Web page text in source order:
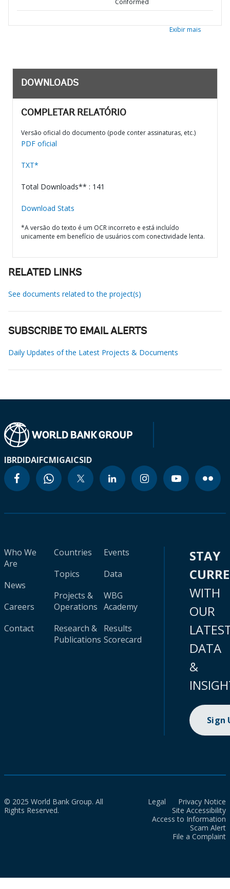
Conformed
Exibir mais
DOWNLOADS
COMPLETAR RELATÓRIO
Versão oficial do documento (pode conter assinaturas, etc.)
PDF oficial
TXT*
Total Downloads** : 141
Download Stats
*A versão do texto é um OCR incorreto e está incluído
unicamente em benefício de usuários com conectividade lenta.
RELATED LINKS
See documents related to the project(s)
SUBSCRIBE TO EMAIL ALERTS
Daily Updates of the Latest Projects & Documents
IBRDIDAIFCMIGAICSID
Who We
Are
News
Careers
Contact
Countries
Topics
Projects &
Operations
Research &
Publications
Events
Data
WBG
Academy
Results
Scorecard
STAY
WITH
OUR
DATA
&
Sign
© 2025 World Bank Group. All
Rights Reserved.
Legal
Privacy Notice
Site Accessibility
Access to Information
Scam Alert
File a Complaint